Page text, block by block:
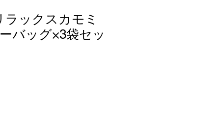
ラックスカモミ
バッグ×3袋セッ